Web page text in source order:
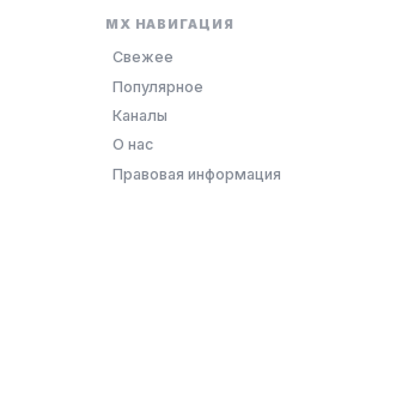
MX НАВИГАЦИЯ
Свежее
Популярное
Каналы
О нас
Правовая информация